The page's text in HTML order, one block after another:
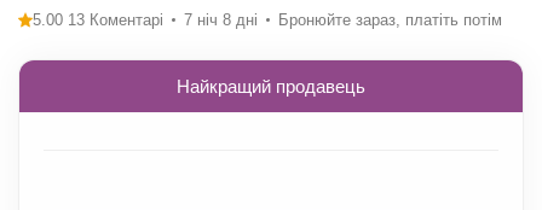
5.00 13 Коментарі 7 ніч 8 дні Бронюйте зараз, платіть потім
Найкращий продавець